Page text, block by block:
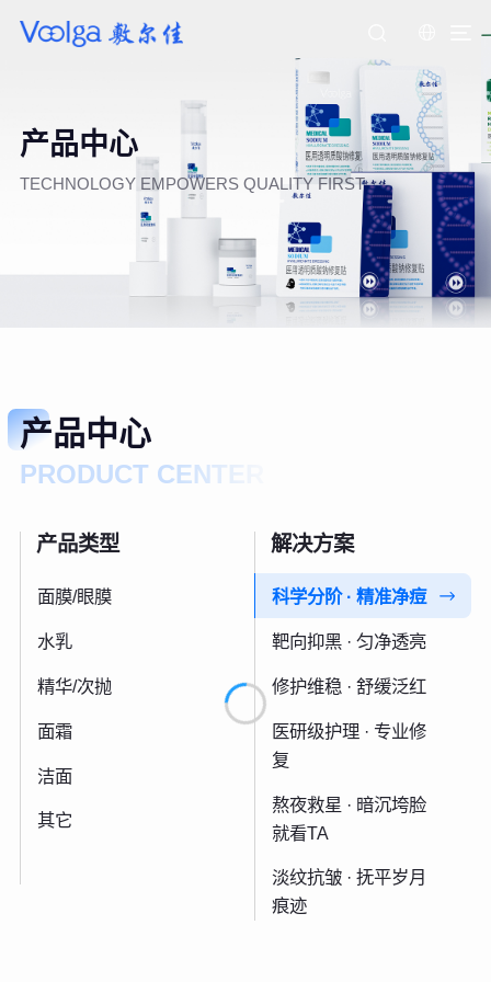
产品中心
TECHNOLOGY EMPOWERS QUALITY FIRST
产品中心
PRODUCT CENTER
产品类型
面膜/眼膜
水乳
精华/次抛
面霜
洁面
其它
解决方案
科学分阶 · 精准净痘
靶向抑黑 · 匀净透亮
修护维稳 · 舒缓泛红
医研级护理 · 专业修
复
熬夜救星 · 暗沉垮脸
就看TA
淡纹抗皱 · 抚平岁月
痕迹